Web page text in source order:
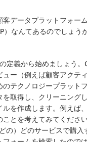
客データプラットフォー
）なんてあるのでしょう
定義から始めましょう
ー（例えば顧客アクテ
のテクノロジープラット
を取得し、クリーニング
ルを作成します。例えば
ことを考えてみてくださ
の）どのサービスで購